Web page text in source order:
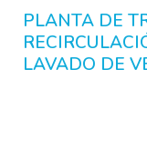
PLANTA DE
LAVADO DE